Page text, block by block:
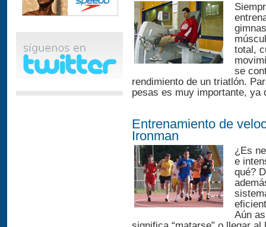
total,
se
rendimiento de un triatlón.
pesas es muy importante,
Entrenamiento de
Ironman
¿Es
e
qué?
Aún